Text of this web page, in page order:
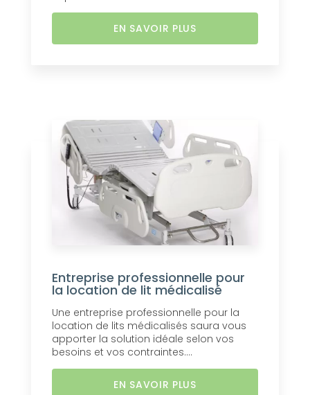
EN SAVOIR PLUS
Entreprise professionnelle pour
la location de lit médicalisé
Une entreprise professionnelle pour la
location de lits médicalisés saura vous
apporter la solution idéale selon vos
besoins et vos contraintes....
EN SAVOIR PLUS